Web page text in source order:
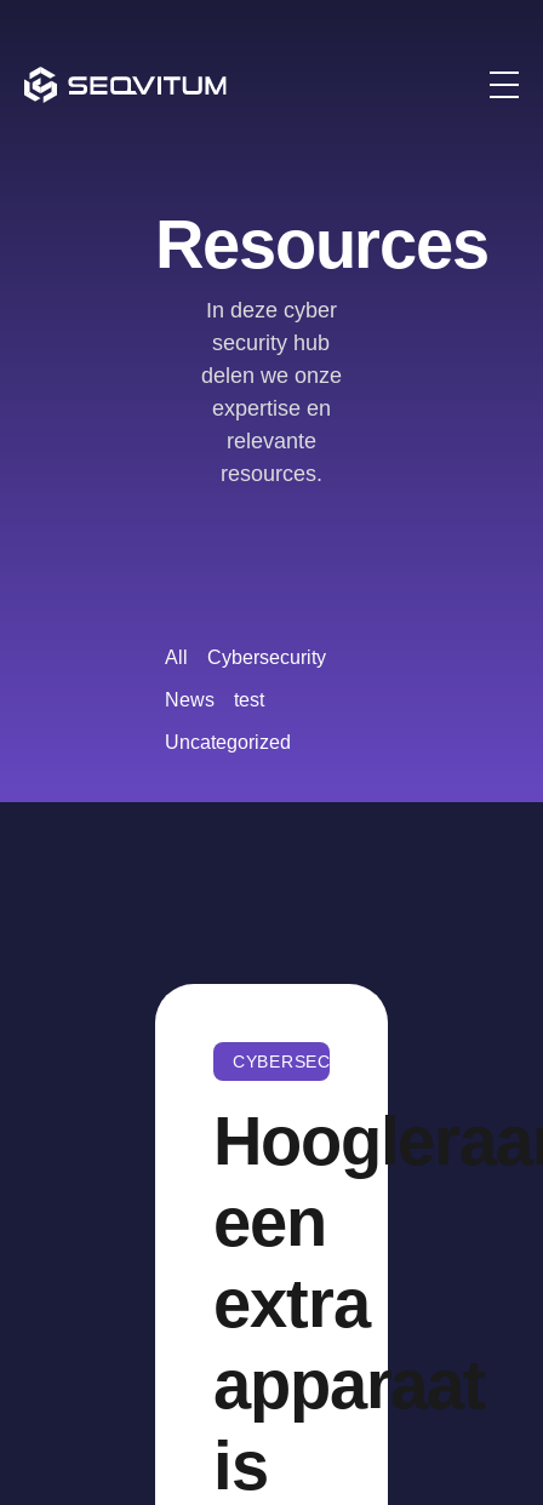
Resources
In deze cyber
security hub
delen we onze
expertise en
relevante
resources.
Cybersecurity
News test
Uncategorized
All
CYBERSECURITY
een
extra
apparaat
is